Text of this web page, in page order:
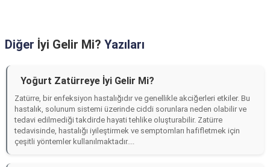
Diğer İyi Gelir Mi? Yazıları
Yoğurt Zatürreye İyi Gelir Mi?
Zatürre, bir enfeksiyon hastalığıdır ve genellikle akciğerleri etkiler. Bu
hastalık, solunum sistemi üzerinde ciddi sorunlara neden olabilir ve
tedavi edilmediği takdirde hayati tehlike oluşturabilir. Zatürre
tedavisinde, hastalığı iyileştirmek ve semptomları hafifletmek için
çeşitli yöntemler kullanılmaktadır....